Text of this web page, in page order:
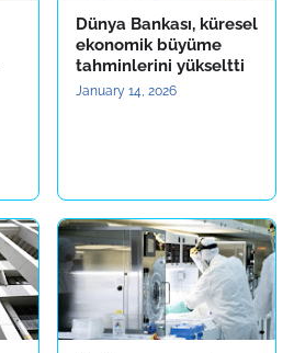
Dünya Bankası, küresel
ekonomik büyüme
tahminlerini yükseltti
January 14, 2026